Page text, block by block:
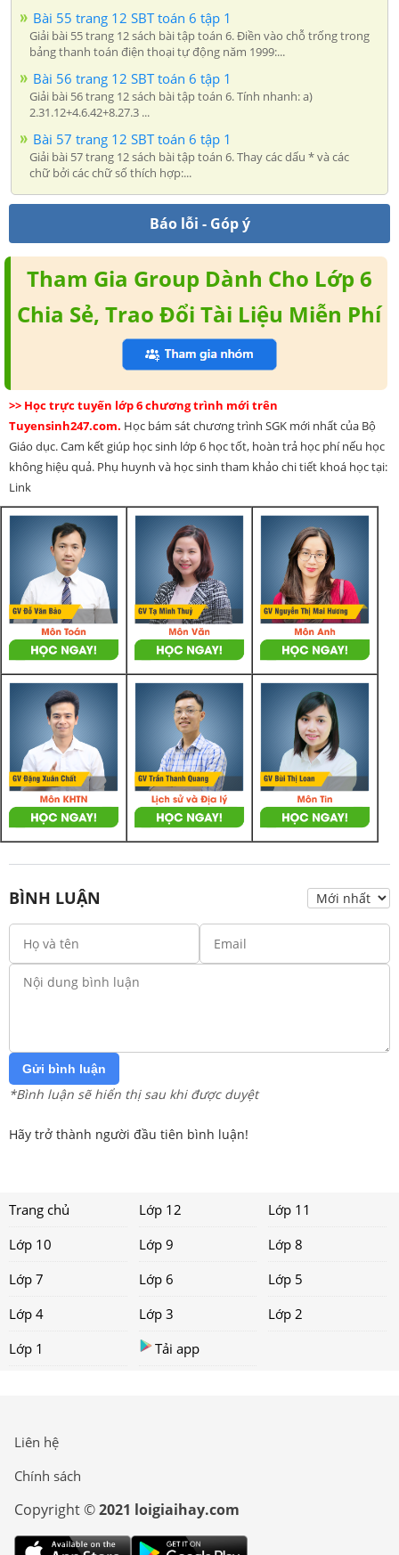
Bài 55 trang 12 SBT toán 6 tập 1
Giải bài 55 trang 12 sách bài tập toán 6. Điền vào chỗ trống trong
bảng thanh toán điện thoại tự động năm 1999:...
Bài 56 trang 12 SBT toán 6 tập 1
Giải bài 56 trang 12 sách bài tập toán 6. Tính nhanh: a)
2.31.12+4.6.42+8.27.3 ...
Bài 57 trang 12 SBT toán 6 tập 1
Giải bài 57 trang 12 sách bài tập toán 6. Thay các dấu * và các
chữ bởi các chữ số thích hợp:...
Báo lỗi - Góp ý
Tham Gia Group Dành Cho Lớp 6
Chia Sẻ, Trao Đổi Tài Liệu Miễn Phí
>> Học trực tuyến lớp 6 chương trình mới trên
Tuyensinh247.com. Học bám sát chương trình SGK mới nhất của Bộ
Giáo dục. Cam kết giúp học sinh lớp 6 học tốt, hoàn trả học phí nếu học
không hiệu quả. Phụ huynh và học sinh tham khảo chi tiết khoá học tại:
Link
BÌNH LUẬN
Gửi bình luận
*Bình luận sẽ hiển thị sau khi được duyệt
Hãy trở thành người đầu tiên bình luận!
Trang chủ Lớp 12
Lớp 11
Lớp 10
Lớp 9
Lớp 8
Lớp 7
Lớp 6
Lớp 5
Lớp 4
Lớp 3
Lớp 2
Lớp 1
Tải app
Liên hệ
Chính sách
Copyright ©2021 loigiaihay.com